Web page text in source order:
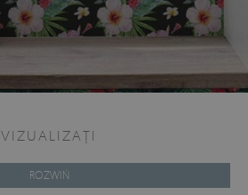
VIZUALIZAȚI
ROZWIŃ